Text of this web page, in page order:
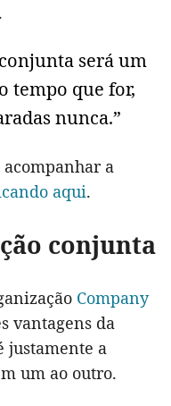
será um
tempo que for,
nunca.”
a
aqui.
conjunta
Company
vantagens da
justamente a
um ao outro.